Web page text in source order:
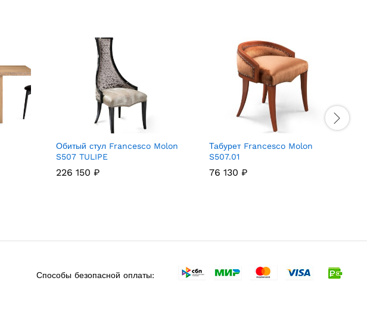
Обитый стул Francesco Molon
S507 TULIPE
226 150 ₽
Табурет Francesco Molon
S507.01
76 130 ₽
Способы безопасной оплаты: